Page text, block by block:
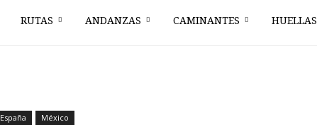
Vagabunda
RUTAS ANDANZAS CAMINANTES HUELLAS
España México